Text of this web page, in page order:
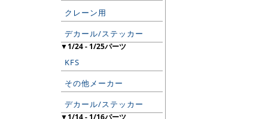
クレーン用
デカール/ステッカー
▼1/24 - 1/25パーツ
KFS
その他メーカー
デカール/ステッカー
▼1/14 - 1/16パーツ